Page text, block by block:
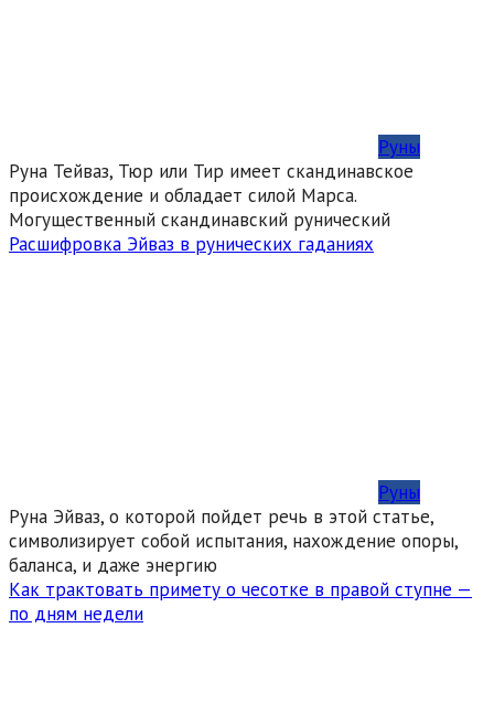
Руны
Руна Тейваз, Тюр или Тир имеет скандинавское
происхождение и обладает силой Марса.
Могущественный скандинавский рунический
Расшифровка Эйваз в рунических гаданиях
Руны
Руна Эйваз, о которой пойдет речь в этой статье,
символизирует собой испытания, нахождение опоры,
баланса, и даже энергию
Как трактовать примету о чесотке в правой ступне —
по дням недели